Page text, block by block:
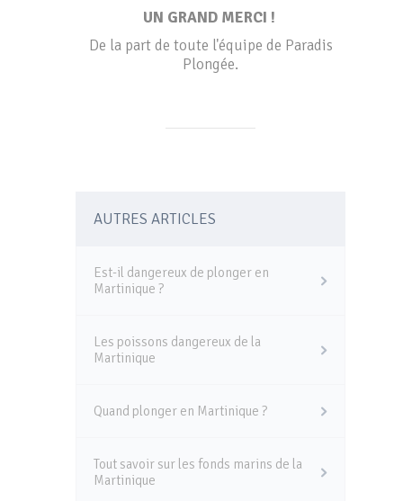
UN GRAND MERCI !
De la part de toute l'équipe de Paradis
Plongée.
AUTRES ARTICLES
Est-il dangereux de plonger en
Martinique ?
Les poissons dangereux de la
Martinique
Quand plonger en Martinique ?
Tout savoir sur les fonds marins de la
Martinique